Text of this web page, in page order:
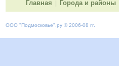
Главная Города и районы
ООО "Подмосковье" .ру © 2006-08 гг.